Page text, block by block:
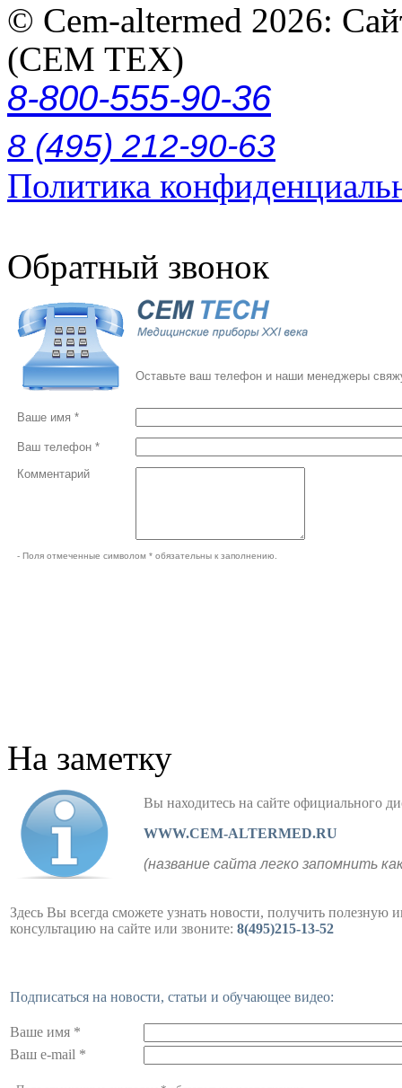
© Cem-altermed 2026:
(СЕМ ТЕХ)
8-800-555-90-36
8 (495) 212-90-63
Политика
Обратный звонок
Оставьте ваш телефон и наши менеджеры
Ваше имя *
Ваш телефон *
Комментарий
- Поля отмеченные символом * обязательны к заполнению.
На заметку
Вы находитесь на сайте
WWW.CEM-ALTERMED.RU
(название сайта легко запомнить
Здесь Вы всегда сможете узнать новости, получить
консультацию на сайте или звоните: 8(495)215-13-52
Подписаться на новости, статьи и обучающее видео:
Ваше имя *
Ваш e-mail *